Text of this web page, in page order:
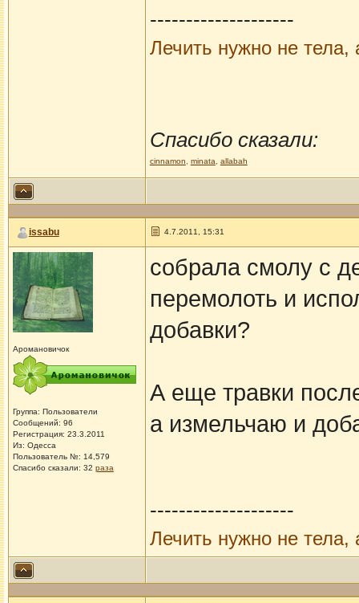
--------------------
Лечить нужно не тела,
Спасибо сказали:
cinnamon minata allabah
issabu 4.7.2011, 15:31
Аромановичок
Группа: Пользователи
Сообщений: 96
Регистрация: 23.3.2011
Из: Одесса
Пользователь №: 14,579
Спасибо сказали: 32 раза
собрала смолу с
перемолоть и
добавки?
А еще травки
а измельчаю и
--------------------
Лечить нужно не тела,